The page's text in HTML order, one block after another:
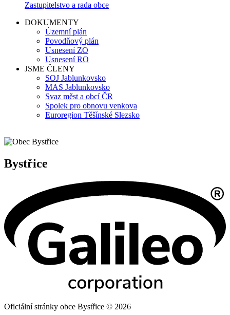
Zastupitelstvo a rada obce
DOKUMENTY
Územní plán
Povodňový plán
Usnesení ZO
Usnesení RO
JSME ČLENY
SOJ Jablunkovsko
MAS Jablunkovsko
Svaz měst a obcí ČR
Spolek pro obnovu venkova
Euroregion Těšínské Slezsko
Bystřice
Oficiální stránky obce Bystřice © 2026